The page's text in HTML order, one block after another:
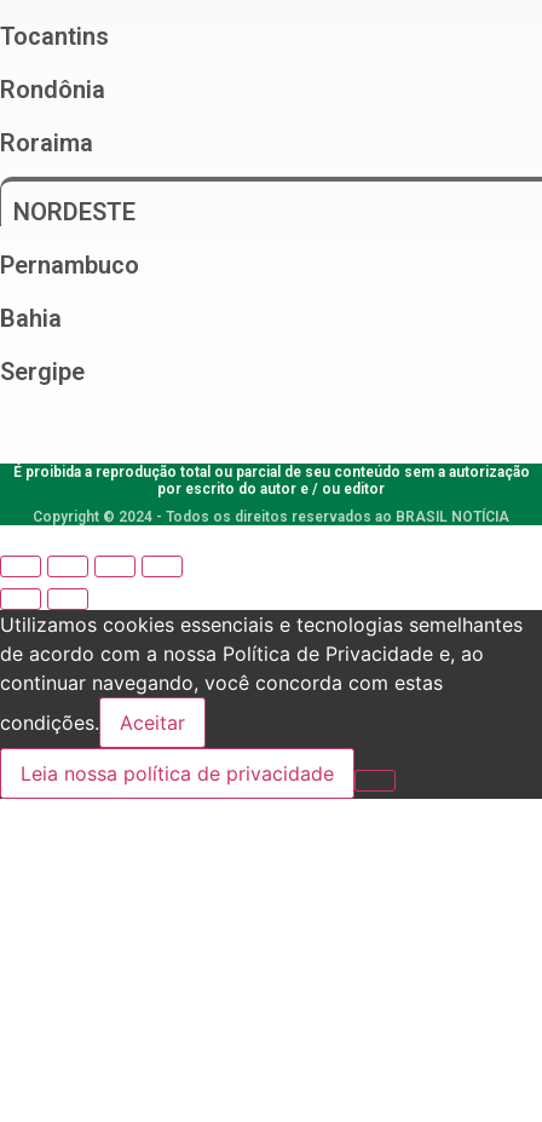
Tocantins
Rondônia
Roraima
NORDESTE
Pernambuco
Bahia
Sergipe
É proibida a reprodução total ou parcial de seu conteúdo sem a autorização
por escrito do autor e / ou editor
Copyright © 2024 - Todos os direitos reservados ao BRASIL NOTÍCIA
Utilizamos cookies essenciais e tecnologias semelhantes
de acordo com a nossa Política de Privacidade e, ao
continuar navegando, você concorda com estas
condições.
Aceitar
Leia nossa política de privacidade